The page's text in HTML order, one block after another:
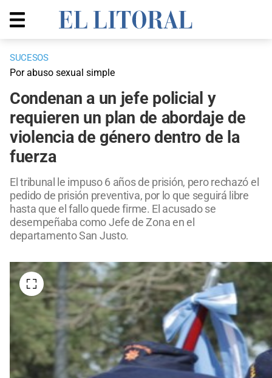
SUCESOS
Por abuso sexual simple
Condenan a un jefe policial y
requieren un plan de abordaje de
violencia de género dentro de la
fuerza
El tribunal le impuso 6 años de prisión, pero rechazó el
pedido de prisión preventiva, por lo que seguirá libre
hasta que el fallo quede firme. El acusado se
desempeñaba como Jefe de Zona en el
departamento San Justo.